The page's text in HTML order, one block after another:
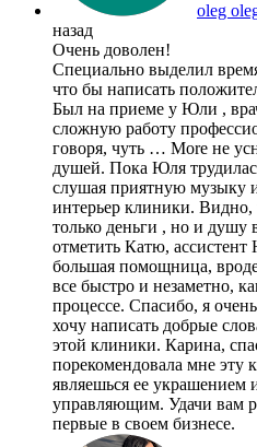
oleg
назад
Очень доволен!
Специально выделил
что бы написать
Был на приеме у Юли ,
сложную работу
говоря, чуть … More не
душей. Пока Юля
слушая приятную музыку
интерьер клиники.
только деньги , но и душу
отметить Катю,
большая помощница,
все быстро и незаметно,
процессе. Спасибо, я
хочу написать добрые
этой клиники. Карина,
порекомендовала мне эту
являешься ее
управляющим. Удачи вам
первые в своем бизнесе.